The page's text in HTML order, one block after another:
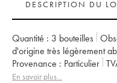
DESCRIPTION DU
Quantité : 3 bouteilles
d'origine très légèrement
Provenance : particulier
Région :
Bordeaux
En savoir plus...